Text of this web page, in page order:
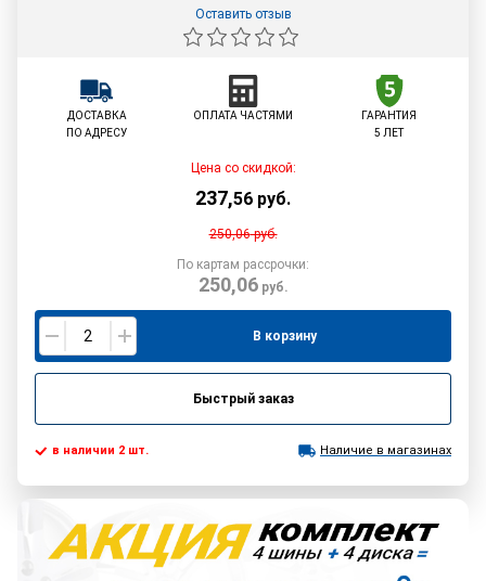
Оставить отзыв
ДОСТАВКА
ПО АДРЕСУ
ОПЛАТА ЧАСТЯМИ
ГАРАНТИЯ
5 ЛЕТ
Цена со скидкой:
237,56 руб.
250,06руб.
По картам рассрочки:
250,06руб.
В корзину
Быстрый заказ
в наличии 2 шт. Наличие в магазинах